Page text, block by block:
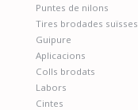
Puntes de nilons
Tires brodades suïsses
Guipure
Aplicacions
Colls brodats
Labors
Cintes